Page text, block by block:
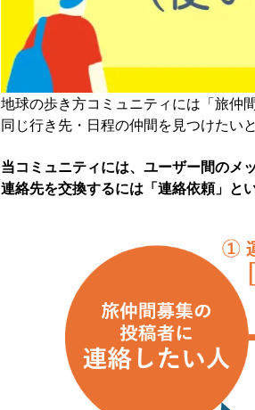
地球の歩き方コミュニティには「旅仲
同じ行き先・日程の仲間を見つけたい
当コミュニティには、ユーザー間のメ
連絡先を交換するには「連絡依頼」と